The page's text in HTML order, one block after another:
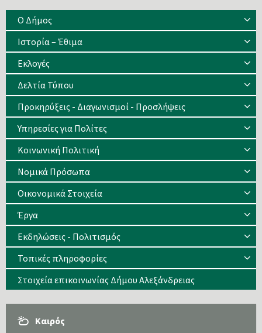
Ο Δήμος
Ιστορία – Έθιμα
Eκλογές
Δελτία Τύπου
Προκηρύξεις - Διαγωνισμοί - Προσλήψεις
Υπηρεσίες για Πολίτες
Κοινωνική Πολιτική
Νομικά Πρόσωπα
Οικονομικά Στοιχεία
Έργα
Εκδηλώσεις - Πολιτισμός
Τοπικές πληροφορίες
Στοιχεία επικοινωνίας Δήμου Αλεξάνδρειας
Καιρός